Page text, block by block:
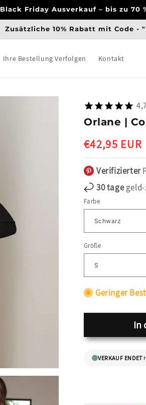
Black Friday Ausverkauf – bis zu 70
Zusätzliche 10% Rabatt mit Code -
Ihre Bestellung Verfolgen Kontakt
Orlane |
Normaler
Preis
€42,95 EUR
Verifizierter
30 tagegeld-
Farbe
Größe
Geringer
In
VERKAUF ENDET